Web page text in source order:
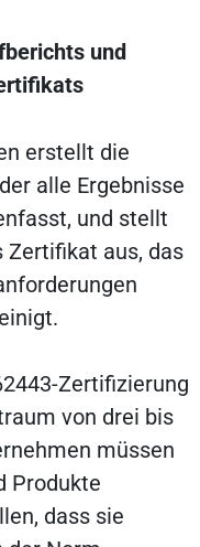
und
erstellt die
alle Ergebnisse
und stellt
Zertifikat aus, das
Zertifizierung
von drei bis
müssen
Produkte
dass sie